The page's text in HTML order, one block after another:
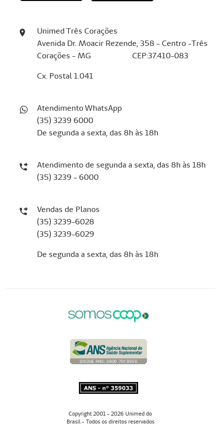
Unimed Três Corações
Avenida Dr. Moacir Rezende, 358 - Centro -Três
Corações - MG CEP:37.410-083
Cx. Postal 1.041
Atendimento WhatsApp
(35) 3239 6000
De segunda a sexta, das 8h às 18h
Atendimento de segunda a sexta, das 8h às 18h
(35) 3239 - 6000
Vendas de Planos
(35) 3239-6028
(35) 3239-6029
De segunda a sexta, das 8h às 18h
Copyright 2001 - 2026 Unimed do
Brasil - Todos os direitos reservados